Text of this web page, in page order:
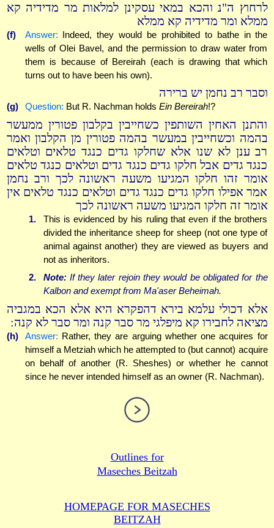
לרחוץ ה"נ והכא במאי עסקינן למלאות מר מדידיה קא
ממלא ומר מדידיה קא ממלא
(f) Answer: Indeed, they would be prohibited to bathe in the
wells of Olei Bavel, and the permission to draw water from
them is because of Bereirah (each is drawing that which
turns out to have been his own).
וסבר רב נחמן יש ברירה
(g) Question: But R. Nachman holds Ein Bereirah!?
והתנן האחין השותפין כשחייבין בקלבון פטורין ממעשר
בהמה וכשחייבין במעשר בהמה פטורין מן הקלבון ואמר
רב ענן לא שנו אלא שחלקו גדים כנגד טלאים וטלאים
כנגד גדים אבל חלקו גדים כנגד גדים וטלאים כנגד טלאים
אומר זהו חלקו המגיעו משעה ראשונה לכך ורב נחמן
אמר אפילו חלקו גדים כנגד גדים וטלאים כנגד טלאים אין
אומר זה חלקו המגיעו משעה ראשונה לכך
1.
This is evidenced by his ruling that even if the brothers
divided the inheritance sheep for sheep (not one type of
animal against another) they are viewed as buyers and
not as inheritors.
2.
Note:If they later rejoin they would be obligated for the
Kalbon and exempt from Ma'aser Beheimah.
אלא דכולי עלמא בירא דהפקרא היא אלא הכא במגביה
מציאה לחבירו קא מיפלגי מר סבר קנה ומר סבר לא קנה:
(h) Answer: Rather, they are arguing whether one acquires for
himself a Metziah which he attempted to (but cannot) acquire
on behalf of another (R. Sheshes) or whether he cannot
since he never intended himself as an owner (R. Nachman).
Outlines for
Maseches Beitzah
HOMEPAGE FOR MASECHES
BEITZAH